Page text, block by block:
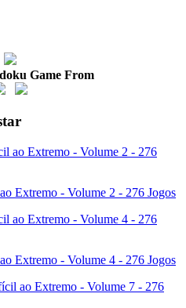
Game From
Extremo - Volume 2 - 276 Jogos
Extremo - Volume 4 - 276 Jogos